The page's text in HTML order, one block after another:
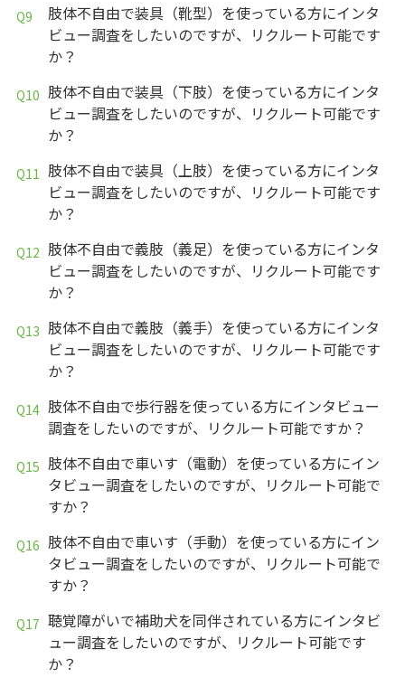
肢体不自由で装具（靴型）を使っている方にインタ
ビュー調査をしたいのですが、リクルート可能です
か？
肢体不自由で装具（下肢）を使っている方にインタ
ビュー調査をしたいのですが、リクルート可能です
か？
肢体不自由で装具（上肢）を使っている方にインタ
ビュー調査をしたいのですが、リクルート可能です
か？
肢体不自由で義肢（義足）を使っている方にインタ
ビュー調査をしたいのですが、リクルート可能です
か？
肢体不自由で義肢（義手）を使っている方にインタ
ビュー調査をしたいのですが、リクルート可能です
か？
肢体不自由で歩行器を使っている方にインタビュー
調査をしたいのですが、リクルート可能ですか？
肢体不自由で車いす（電動）を使っている方にイン
タビュー調査をしたいのですが、リクルート可能で
すか？
肢体不自由で車いす（手動）を使っている方にイン
タビュー調査をしたいのですが、リクルート可能で
すか？
聴覚障がいで補助犬を同伴されている方にインタビ
ュー調査をしたいのですが、リクルート可能です
か？